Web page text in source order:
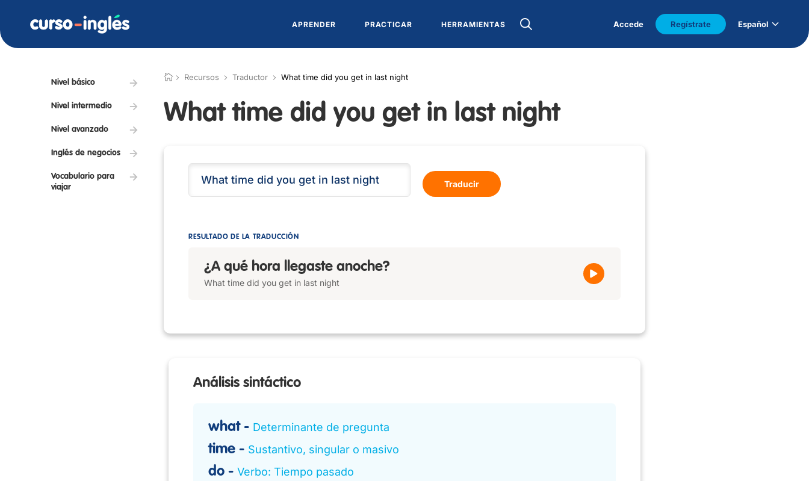
APRENDER PRACTICAR HERRAMIENTAS Accede Regístrate Español
Nivel básico
Nivel intermedio
Nivel avanzado
Inglés de negocios
Vocabulario para
viajar
Recursos Traductor What time did you get in last night
What time did you get in last night
Traducir
RESULTADO DE LA TRADUCCIÓN
¿A qué hora llegaste anoche?
What time did you get in last night
Análisis sintáctico
what Determinante de pregunta
time Sustantivo, singular o masivo
do Verbo: Tiempo pasado